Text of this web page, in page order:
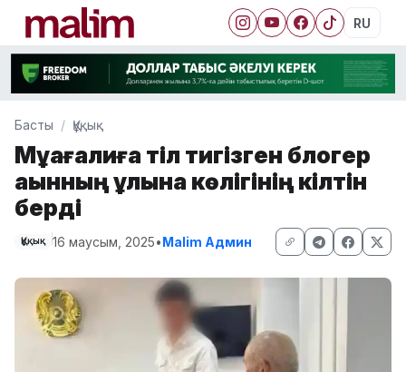
RU
Басты Құқық
Мұқағалиға тіл тигізген блогер
ақынның ұлына көлігінің кілтін
берді
Құқық 16 маусым, 2025•Malim Админ